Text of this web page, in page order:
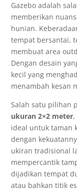
Gazebo adalah
memberikan
hunian.
tempat bersantai,
membuat area
Dengan desain
kecil yang
menambah kesan
Salah satu pilihan
ukuran 2×2 meter
ideal untuk taman
dengan
ukiran tradisional
mempercantik
dijadikan tempat
atau bahkan titik